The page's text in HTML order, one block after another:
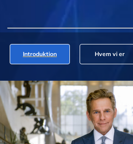
Introduktion Hvem vi er